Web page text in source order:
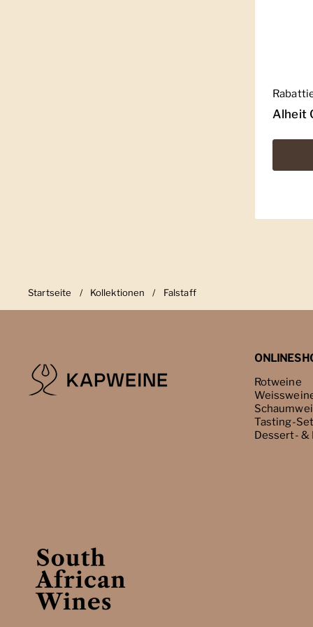
Alheit
Startseite / Kollektionen / Falstaff
Rotweine
Tasting-
Dessert- &